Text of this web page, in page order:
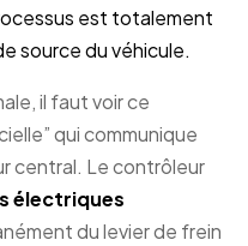
est totalement
source du véhicule.
il faut voir ce
qui communique
central. Le contrôleur
électriques
du levier de frein